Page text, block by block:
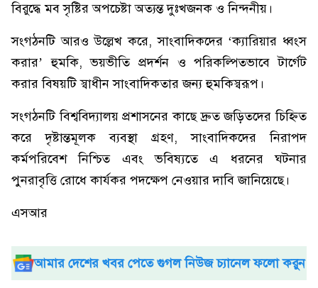
বিরুদ্ধে মব সৃষ্টির অপচেষ্টা অত্যন্ত দুঃখজনক ও নিন্দনীয়।
সংগঠনটি আরও উল্লেখ করে, সাংবাদিকদের ‘ক্যারিয়ার ধ্বংস
করার’ হুমকি, ভয়ভীতি প্রদর্শন ও পরিকল্পিতভাবে টার্গেট
করার বিষয়টি স্বাধীন সাংবাদিকতার জন্য হুমকিস্বরূপ।
সংগঠনটি বিশ্ববিদ্যালয় প্রশাসনের কাছে দ্রুত জড়িতদের চিহ্নিত
করে দৃষ্টান্তমূলক ব্যবস্থা গ্রহণ, সাংবাদিকদের নিরাপদ
কর্মপরিবেশ নিশ্চিত এবং ভবিষ্যতে এ ধরনের ঘটনার
পুনরাবৃত্তি রোধে কার্যকর পদক্ষেপ নেওয়ার দাবি জানিয়েছে।
এসআর
আমার দেশের খবর পেতে গুগল নিউজ চ্যানেল ফলো করুন